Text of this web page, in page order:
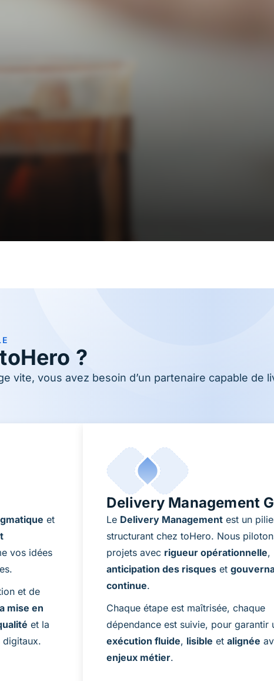
?
vite, vous avez besoin d’un partenaire capable
et
vos idées
et de
mise en
et la
Delivery Management
Le Delivery Management est un
structurant chez toHero. Nous
projets avec rigueur opérationnelle,
anticipation des risques et
continue.
Chaque étape est maîtrisée, chaque
dépendance est suivie, pour garantir
exécution fluide, lisible etalignée
enjeux métier.